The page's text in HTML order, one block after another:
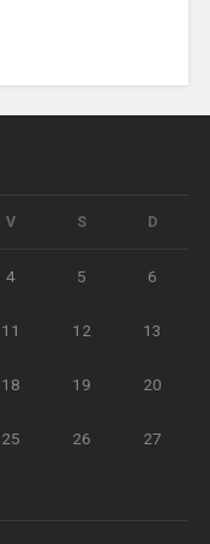
V S D
4 5 6
11 12 13
18 19 20
25 26 27